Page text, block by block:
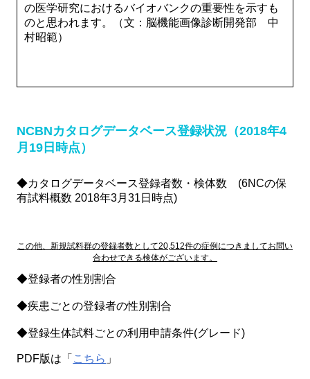
の医学研究におけるバイオバンクの重要性を示すも
のと思われます。（文：脳機能画像診断開発部 中
村昭範）
NCBNカタログデータベース登録状況（2018年4
月19日時点）
◆カタログデータベース登録者数・検体数 (6NCの保
有試料概数 2018年3月31日時点)
この他、新規試料群の登録者数として20,512件の症例につきましてお問い
合わせできる検体がございます。
◆登録者の性別割合
◆疾患ごとの登録者の性別割合
◆登録生体試料ごとの利用申請条件(グレード)
PDF版は「 こちら 」